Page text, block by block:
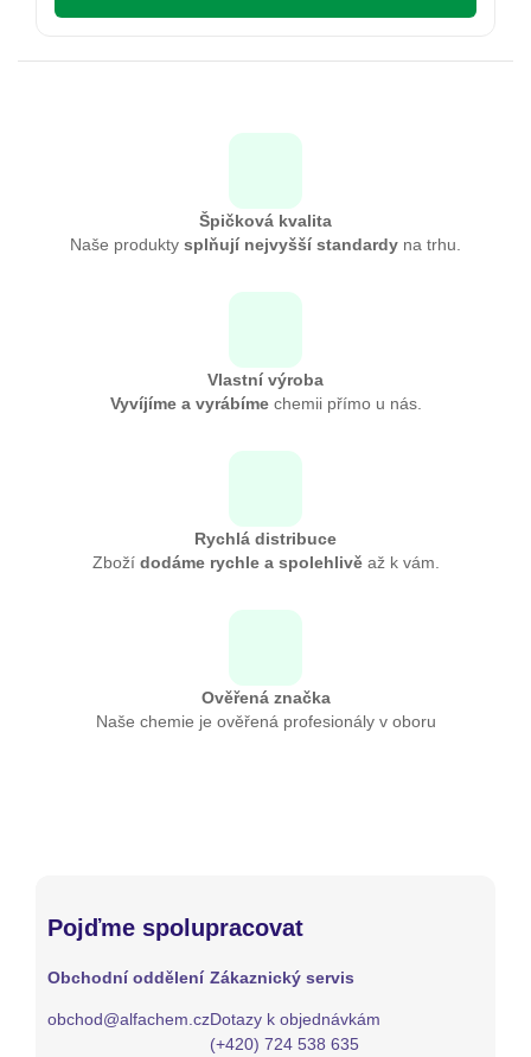
Špičková kvalita
Naše produkty splňují nejvyšší standardy na trhu.
Vlastní výroba
Vyvíjíme a vyrábímechemii přímo u nás.
Rychlá distribuce
Zboží dodáme rychle a spolehlivěaž k vám.
Ověřená značka
Naše chemie je ověřená profesionály v oboru
Pojďme spolupracovat
Obchodní oddělení
obchod@alfachem.cz
Zákaznický servis
Dotazy k objednávkám
(+420) 724 538 635